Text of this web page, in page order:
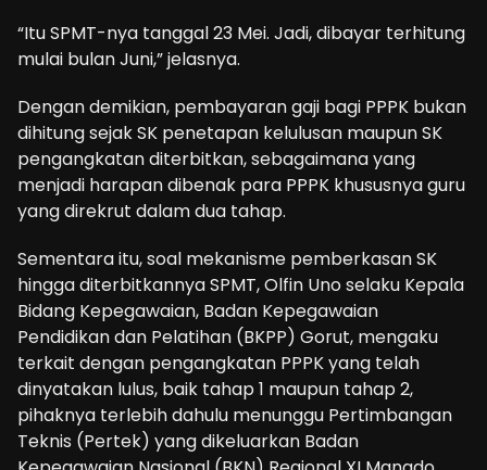
“Itu SPMT-nya tanggal 23 Mei. Jadi, dibayar terhitung
mulai bulan Juni,” jelasnya.
Dengan demikian, pembayaran gaji bagi PPPK bukan
dihitung sejak SK penetapan kelulusan maupun SK
pengangkatan diterbitkan, sebagaimana yang
menjadi harapan dibenak para PPPK khususnya guru
yang direkrut dalam dua tahap.
Sementara itu, soal mekanisme pemberkasan SK
hingga diterbitkannya SPMT, Olfin Uno selaku Kepala
Bidang Kepegawaian, Badan Kepegawaian
Pendidikan dan Pelatihan (BKPP) Gorut, mengaku
terkait dengan pengangkatan PPPK yang telah
dinyatakan lulus, baik tahap 1 maupun tahap 2,
pihaknya terlebih dahulu menunggu Pertimbangan
Teknis (Pertek) yang dikeluarkan Badan